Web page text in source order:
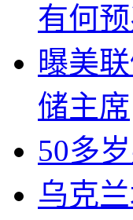
有何预
曝美
储主席
50多
乌克